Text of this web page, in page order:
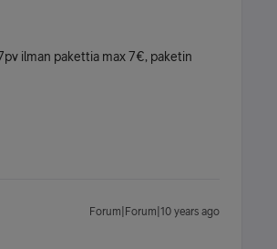
ilman pakettia max 7€, paketin
Forum|Forum|10 years ago